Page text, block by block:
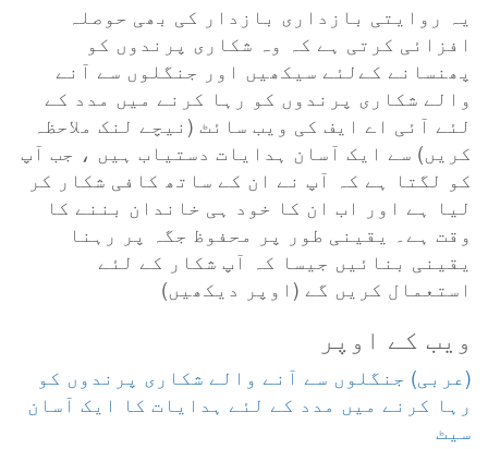
یہ روایتی بازداری بازدار کی بھی حوصلہ
افزائی کرتی ہے کہ وہ شکاری پرندوں کو
پھنسانے کےلئے سیکھیں اور جنگلوں سے آنے
والے شکاری پرندوں کو رہا کرنے میں مدد کے
لئے آئی اے ایف کی ویب سائٹ (نیچے لنک ملاحظہ
کریں) سے ایک آسان ہدایات دستیاب ہیں ، جب آپ
کو لگتا ہے کہ آپ نے ان کے ساتھ کافی شکار کر
لیا ہے اور اب ان کا خود ہی خاندان بننے کا
وقت ہے۔ یقینی طور پر محفوظ جگہ پر رہنا
یقینی بنائیں جیسا کہ آپ شکار کے لئے
استعمال کریں گے (اوپر دیکھیں)
ویب کے اوپر
‎(عربی) جنگلوں سے آنے والے شکاری پرندوں کو
رہا کرنے میں مدد کے لئے ہدایات کا ایک آسان
سیٹ